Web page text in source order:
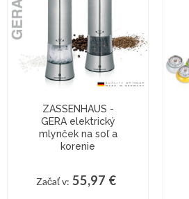
ZASSENHAUS -
GERA elektrický
mlynček na soľ a
korenie
Začať v: 55,97 €